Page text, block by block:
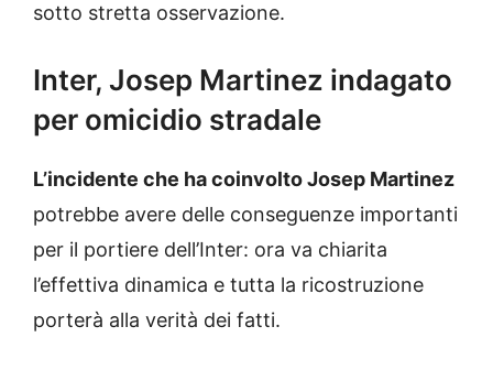
sotto stretta osservazione.
Inter, Josep Martinez indagato
per omicidio stradale
L’incidente che ha coinvolto Josep Martinez
potrebbe avere delle conseguenze importanti
per il portiere dell’Inter: ora va chiarita
l’effettiva dinamica e tutta la ricostruzione
porterà alla verità dei fatti.